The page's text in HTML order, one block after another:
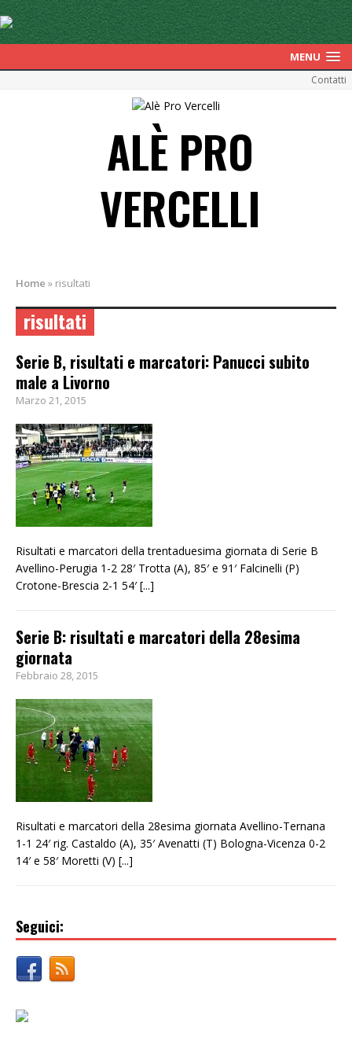
MENU
Contatti
ALÈ PRO
VERCELLI
Home » risultati
risultati
Serie B, risultati e marcatori: Panucci subito
male a Livorno
Marzo 21, 2015
Risultati e marcatori della trentaduesima giornata di Serie B
Avellino-Perugia 1-2 28′ Trotta (A), 85′ e 91′ Falcinelli (P)
Crotone-Brescia 2-1 54′[...]
Serie B: risultati e marcatori della 28esima
giornata
Febbraio 28, 2015
Risultati e marcatori della 28esima giornata Avellino-Ternana
1-1 24′ rig. Castaldo (A), 35′ Avenatti (T) Bologna-Vicenza 0-2
14′ e 58′ Moretti (V) [...]
Seguici: